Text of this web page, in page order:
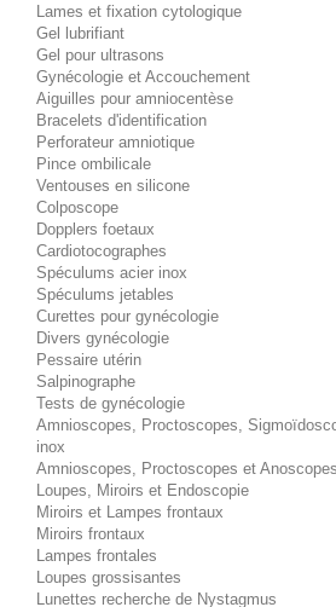
Lames et fixation cytologique
Gel lubrifiant
Gel pour ultrasons
Gynécologie et Accouchement
Aiguilles pour amniocentèse
Bracelets d'identification
Perforateur amniotique
Pince ombilicale
Ventouses en silicone
Colposcope
Dopplers foetaux
Cardiotocographes
Spéculums acier inox
Spéculums jetables
Curettes pour gynécologie
Divers gynécologie
Pessaire utérin
Salpinographe
Tests de gynécologie
Amnioscopes, Proctoscopes,
inox
Amnioscopes, Proctoscopes et
Loupes, Miroirs et Endoscopie
Miroirs et Lampes frontaux
Miroirs frontaux
Lampes frontales
Loupes grossisantes
Lunettes recherche de Nystagmus